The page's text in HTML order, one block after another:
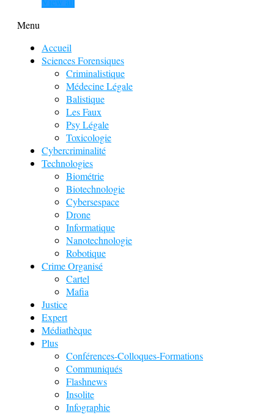
Menu
Accueil
Sciences Forensiques
Criminalistique
Médecine Légale
Balistique
Les Faux
Psy Légale
Toxicologie
Cybercriminalité
Technologies
Biométrie
Biotechnologie
Cybersespace
Drone
Informatique
Nanotechnologie
Robotique
Crime Organisé
Cartel
Mafia
Justice
Expert
Médiathèque
Plus
Conférences-Colloques-Formations
Communiqués
Flashnews
Insolite
Infographie